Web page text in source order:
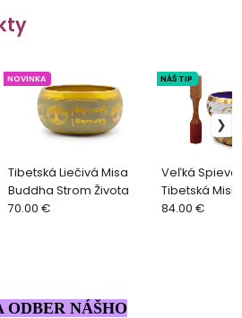
Tibetská Liečivá Misa
Buddha Strom Života
NOVINKA
70.00 €
Veľká
Tibetská
Yang, 14 cm
NÁŠ TIP
84.00 €
ODBER NÁŠHO